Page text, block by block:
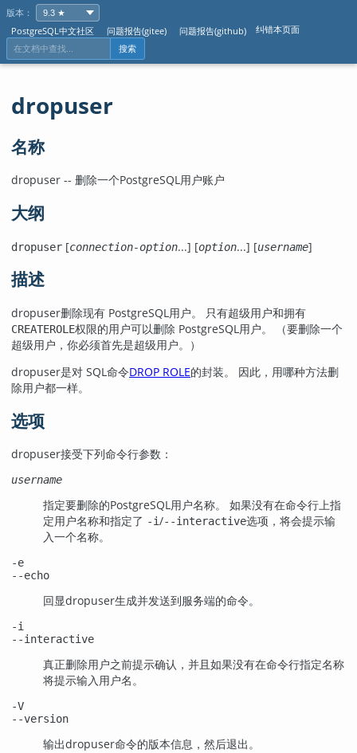
版本：
PostgreSQL中文社区
问题报告(gitee) 问题报告(github) 纠错本页面
搜索
dropuser
名称
dropuser -- 删除一个PostgreSQL用户账户
大纲
dropuser [connection-option...] [option...] [username]
描述
dropuser删除现有 PostgreSQL 用户。 只有超级用户和拥有
CREATEROLE权限的用户可以删除 PostgreSQL 用户。 （要删除一个
超级用户，你必须首先是超级用户。）
dropuser是对 SQL 命令DROP ROLE的封装。 因此，用哪种方法删
除用户都一样。
选项
dropuser接受下列命令行参数：
username
指定要删除的PostgreSQL用户名称。 如果没有在命令行上指
定用户名称和指定了 -i/--interactive选项，将会提示输
入一个名称。
-e
--echo
回显dropuser生成并发送到服务端的命令。
-i
--interactive
真正删除用户之前提示确认，并且如果没有在命令行指定名称
将提示输入用户名。
-V
--version
输出dropuser命令的版本信息，然后退出。